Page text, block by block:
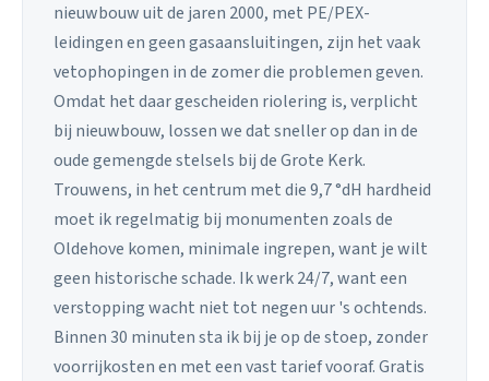
nieuwbouw uit de jaren 2000, met PE/PEX-
leidingen en geen gasaansluitingen, zijn het vaak
vetophopingen in de zomer die problemen geven.
Omdat het daar gescheiden riolering is, verplicht
bij nieuwbouw, lossen we dat sneller op dan in de
oude gemengde stelsels bij de Grote Kerk.
Trouwens, in het centrum met die 9,7 °dH hardheid
moet ik regelmatig bij monumenten zoals de
Oldehove komen, minimale ingrepen, want je wilt
geen historische schade. Ik werk 24/7, want een
verstopping wacht niet tot negen uur 's ochtends.
Binnen 30 minuten sta ik bij je op de stoep, zonder
voorrijkosten en met een vast tarief vooraf. Gratis